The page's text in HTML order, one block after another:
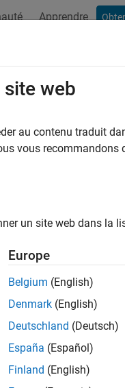
Apprendre
web
au contenu traduit
vous
un site web dans la
Europe
Belgium (English)
Denmark (English)
Deutschland (Deutsch)
España (Español)
Finland (English)